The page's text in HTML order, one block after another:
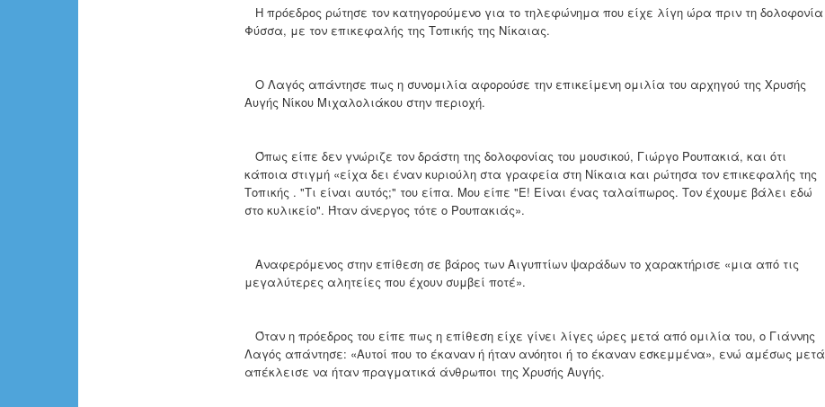
Η πρόεδρος ρώτησε τον κατηγορούμενο για το τηλεφώνημα που είχε λίγη ώρα πριν τη δολοφονία
Φύσσα, με τον επικεφαλής της Τοπικής της Νίκαιας.
Ο Λαγός απάντησε πως η συνομιλία αφορούσε την επικείμενη ομιλία του αρχηγού της Χρυσής
Αυγής Νίκου Μιχαλολιάκου στην περιοχή.
Όπως είπε δεν γνώριζε τον δράστη της δολοφονίας του μουσικού, Γιώργο Ρουπακιά, και ότι
κάποια στιγμή «είχα δει έναν κυριούλη στα γραφεία στη Νίκαια και ρώτησα τον επικεφαλής της
Τοπικής . "Τι είναι αυτός;" του είπα. Μου είπε "Ε! Είναι ένας ταλαίπωρος. Τον έχουμε βάλει εδώ
στο κυλικείο". Ήταν άνεργος τότε ο Ρουπακιάς».
Αναφερόμενος στην επίθεση σε βάρος των Αιγυπτίων ψαράδων το χαρακτήρισε «μια από τις
μεγαλύτερες αλητείες που έχουν συμβεί ποτέ».
Όταν η πρόεδρος του είπε πως η επίθεση είχε γίνει λίγες ώρες μετά από ομιλία του, ο Γιάννης
Λαγός απάντησε: «Αυτοί που το έκαναν ή ήταν ανόητοι ή το έκαναν εσκεμμένα», ενώ αμέσως μετά
απέκλεισε να ήταν πραγματικά άνθρωποι της Χρυσής Αυγής.